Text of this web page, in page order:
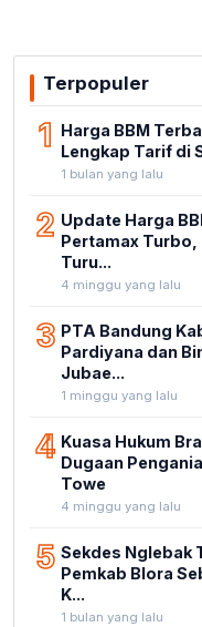
Terpopuler
1 Harga BBM
Lengkap Tarif di
1 bulan yang lalu
2 Update Harga
Pertamax Turbo,
Turu...
4 minggu yang lalu
3 PTA Bandung
Pardiyana dan
Jubae...
1 minggu yang lalu
4 Kuasa Hukum
Dugaan
Towe
4 minggu yang lalu
5 Sekdes Nglebak
Pemkab Blora
K...
1 bulan yang lalu